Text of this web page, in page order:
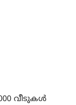
വീടുകള്‍